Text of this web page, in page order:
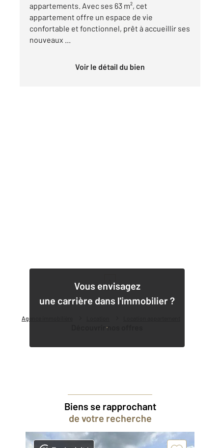
Agence immobilière
appartements. Avec ses 63 m², cet
appartement offre un espace de vie
confortable et fonctionnel, prêt à accueillir ses
nouveaux ...
Voir le détail du bien
Vous envisagez
une carrière dans l'immobilier ?
Découvrir nos offres
Biens se rapprochant
de votre recherche